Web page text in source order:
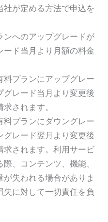
が定める方法で申込を
へのアップグレードが
ド当月より月額の料金
プランにアップグレー
グレード当月より変更後
されます。
プランにダウングレー
グレード翌月より変更後
求されます。利用サービ
、コンテンツ、機能、
失われる場合がありま
に対して一切責任を負